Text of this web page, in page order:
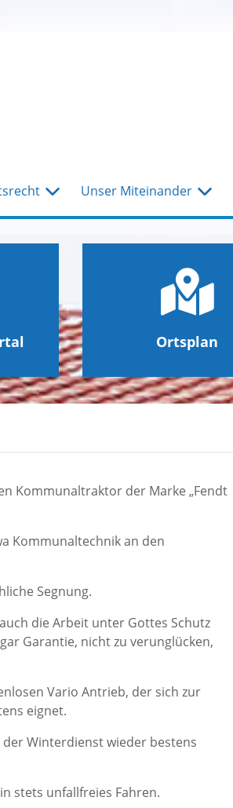
Unser Miteinander
Ortsplan
Kommunaltraktor der Marke „Fendt
Kommunaltechnik an den
Segnung.
die Arbeit unter Gottes Schutz
Garantie, nicht zu verunglücken,
Vario Antrieb, der sich zur
eignet.
Winterdienst wieder bestens
stets unfallfreies Fahren.